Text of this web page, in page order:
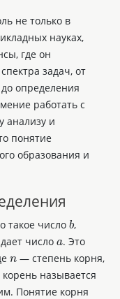
не только в
науках,
где он
задач, от
определения
работать с
анализу и
понятие
образования и
такое число
b
,
дает число
a
. Это
n
— степень корня,
корень называется
Понятие корня